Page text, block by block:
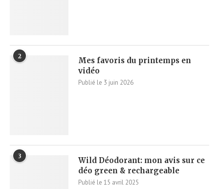
2
Mes favoris du printemps en
vidéo
Publié le 3 juin 2026
3
Wild Déodorant: mon avis sur ce
déo green & rechargeable
Publié le 15 avril 2025